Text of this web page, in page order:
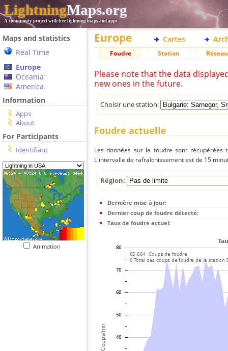
LightningMaps.org
A community project with free lightning maps and apps
Maps and statistics
Real Time
Europe
Oceania
America
Information
Apps
About
For Participants
Identifiant
Animation
Europe Cartes
Foudre Station Réseau
Please note that the data
new ones in the future.
Choisir une station:
Foudre actuelle
Les données sur la foudre sont
L'intervalle de rafraîchissement est de 15
Région:
Dernière mise à jour:
Dernier coup de foudre détecté:
Taux de foudre actuel: